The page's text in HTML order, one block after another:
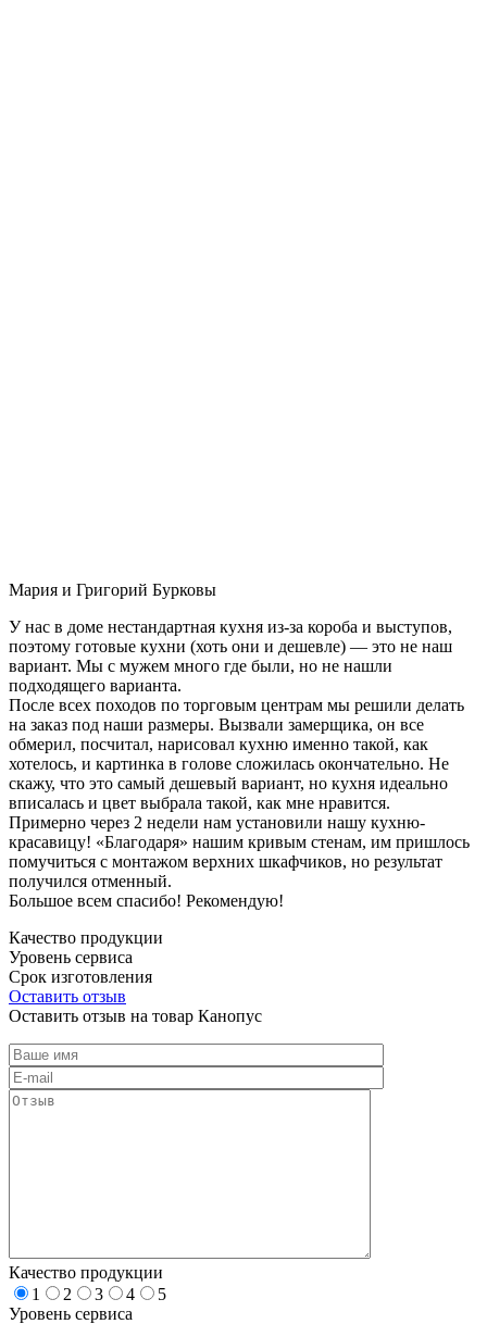
Мария и Григорий Бурковы
У нас в доме нестандартная кухня из-за короба и выступов,
поэтому готовые кухни (хоть они и дешевле) — это не наш
вариант. Мы с мужем много где были, но не нашли
подходящего варианта.
После всех походов по торговым центрам мы решили делать
на заказ под наши размеры. Вызвали замерщика, он все
обмерил, посчитал, нарисовал кухню именно такой, как
хотелось, и картинка в голове сложилась окончательно. Не
скажу, что это самый дешевый вариант, но кухня идеально
вписалась и цвет выбрала такой, как мне нравится.
Примерно через 2 недели нам установили нашу кухню-
красавицу! «Благодаря» нашим кривым стенам, им пришлось
помучиться с монтажом верхних шкафчиков, но результат
получился отменный.
Большое всем спасибо! Рекомендую!
Качество продукции
Уровень сервиса
Срок изготовления
Оставить отзыв
Оставить отзыв на товар Канопус
Качество продукции
1
2 3 4
5
Уровень сервиса